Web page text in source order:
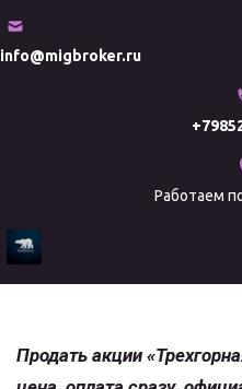
info@migbroker.ru
Работаем
Продать акции